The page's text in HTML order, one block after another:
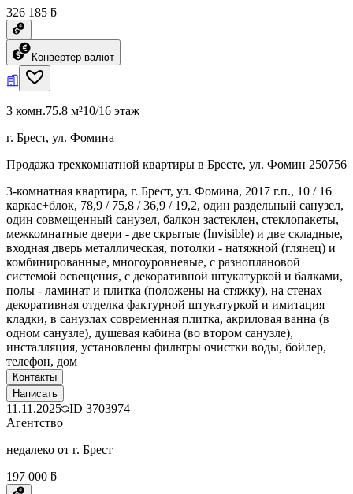
326 185 ƃ
Конвертер валют
3 комн.75.8 м²10/16 этаж
г. Брест, ул. Фомина
Продажа трехкомнатной квартиры в Бресте, ул. Фомин 250756
3-комнатная квартира, г. Брест, ул. Фомина, 2017 г.п., 10 / 16
каркас+блок, 78,9 / 75,8 / 36,9 / 19,2, один раздельный санузел,
один совмещенный санузел, балкон застеклен, стеклопакеты,
межкомнатные двери - две скрытые (Invisible) и две складные,
входная дверь металлическая, потолки - натяжной (глянец) и
комбинированные, многоуровневые, с разноплановой
системой освещения, с декоративной штукатуркой и балками,
полы - ламинат и плитка (положены на стяжку), на стенах
декоративная отделка фактурной штукатуркой и имитация
кладки, в санузлах современная плитка, акриловая ванна (в
одном санузле), душевая кабина (во втором санузле),
инсталляция, установлены фильтры очистки воды, бойлер,
телефон, дом
Контакты
Написать
11.11.2025 ID 3703974
Агентство
недалеко от г. Брест
197 000 ƃ